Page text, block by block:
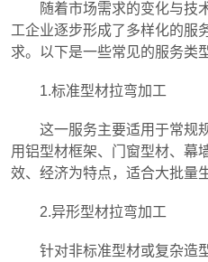
随着市场需求的变化与技
工企业逐步形成了多样化的服
求。以下是一些常见的服务类型
1.标准型材拉弯加工
这一服务主要适用于常规
用铝型材框架、门窗型材、幕
效、经济为特点，适合大批量
2.异形型材拉弯加工
针对非标准型材或复杂造